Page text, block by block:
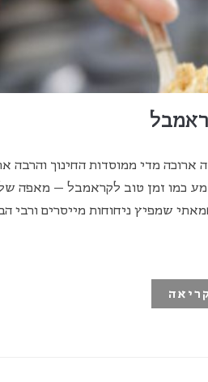
מדי ממוסדות החינוך והרבה
כמו זמן טוב לקראמבל – מאפה של
שמפיץ ניחוחות מייסרים ורבי